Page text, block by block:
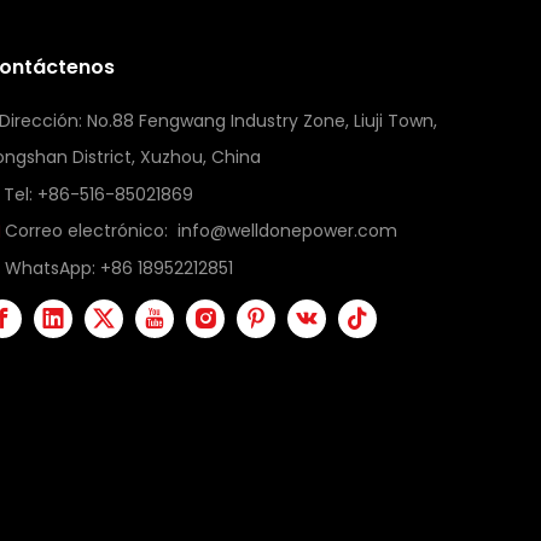
Dirección: No.88 Fengwang Industry Zone, Liuji Town,
District, Xuzhou, China
Tel: +86-516-85021869
Correo electrónico: info@welldonepower.com
WhatsApp: +86 18952212851